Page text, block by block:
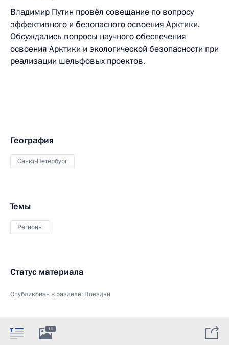
Владимир Путин провёл совещание по вопросу
эффективного и безопасного освоения Арктики.
Обсуждались вопросы научного обеспечения
освоения Арктики и экологической безопасности при
реализации шельфовых проектов.
География
Санкт-Петербург
Темы
Регионы
Статус материала
Опубликован в разделе: Поездки
16